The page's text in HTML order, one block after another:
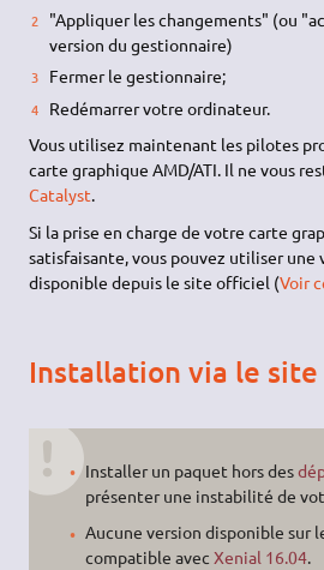
"Appliquer les changements" (ou
version du gestionnaire)
Fermer le gestionnaire;
Redémarrer votre ordinateur.
Vous utilisez maintenant les pilotes
carte graphique AMD/ATI. Il ne vous
Catalyst.
Si la prise en charge de votre carte
satisfaisante, vous pouvez utiliser une
disponible depuis le site officiel (Voir
Installation via le
Installer un paquet hors des
présenter une instabilité de
Aucune version disponible sur
compatible avecXenial 16.04.